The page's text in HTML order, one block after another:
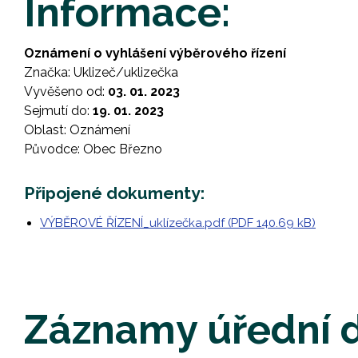
Informace:
Oznámení o vyhlášení výběrového řízení
Značka: Uklizeč/uklizečka
Vyvěšeno od: 03. 01. 2023
Sejmutí do: 19. 01. 2023
Oblast: Oznámení
Původce: Obec Březno
Připojené dokumenty:
VÝBĚROVÉ ŘÍZENÍ_uklízečka.pdf (PDF 140.69 kB)
Záznamy úřední